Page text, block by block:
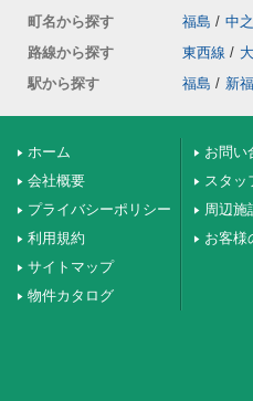
町名から探す
福島 / 中
路線から探す
東西線 /
駅から探す
福島 / 新
ホーム
会社概要
プライバシーポリシー
利用規約
サイトマップ
物件カタログ
お問い
スタッ
周辺施
お客様